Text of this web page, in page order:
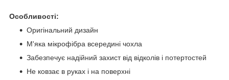
Особливості:
Оригінальний дизайн
М'яка мікрофібра всередині чохла
Забезпечує надійний захист від відколів і потертостей
Не ковзає в руках і на поверхні